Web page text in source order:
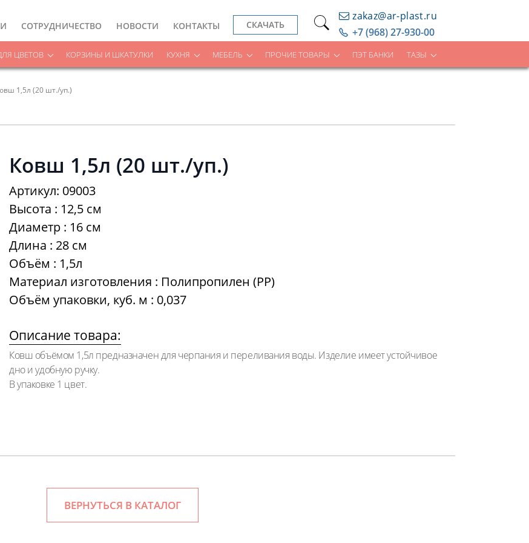
СОТРУДНИЧЕСТВО НОВОСТИ КОНТАКТЫ СКАЧАТЬ
zakaz@ar-plast.ru
+7 (968) 27-930-00
ЦВЕТОВ КОРЗИНЫ И ШКАТУЛКИ КУХНЯ МЕБЕЛЬ ПРОЧИЕ ТОВАРЫ ПЭТ БАНКИ ТАЗЫ
1,5л (20 шт./уп.)
Ковш 1,5л (20 шт./уп.)
Артикул: 09003
Высота : 12,5 см
Диаметр : 16 см
Длина : 28 см
Объём : 1,5л
Материал изготовления : Полипропилен (PP)
Объём упаковки, куб. м : 0,037
Описание товара:
Ковш объёмом 1,5л предназначен для черпания и переливания воды. Изделие имеет устойчивое
дно и удобную ручку.
В упаковке 1 цвет.
ВЕРНУТЬСЯ В КАТАЛОГ